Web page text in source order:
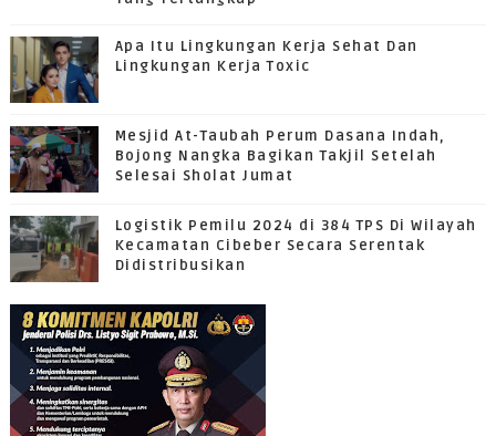
Apa Itu Lingkungan Kerja Sehat Dan
Lingkungan Kerja Toxic
Mesjid At-Taubah Perum Dasana Indah,
Bojong Nangka Bagikan Takjil Setelah
Selesai Sholat Jumat
Logistik Pemilu 2024 di 384 TPS Di Wilayah
Kecamatan Cibeber Secara Serentak
Didistribusikan